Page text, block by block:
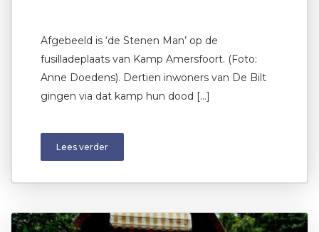
Afgebeeld is ‘de Stenen Man’ op de
fusilladeplaats van Kamp Amersfoort. (Foto:
Anne Doedens). Dertien inwoners van De Bilt
gingen via dat kamp hun dood […]
Lees verder